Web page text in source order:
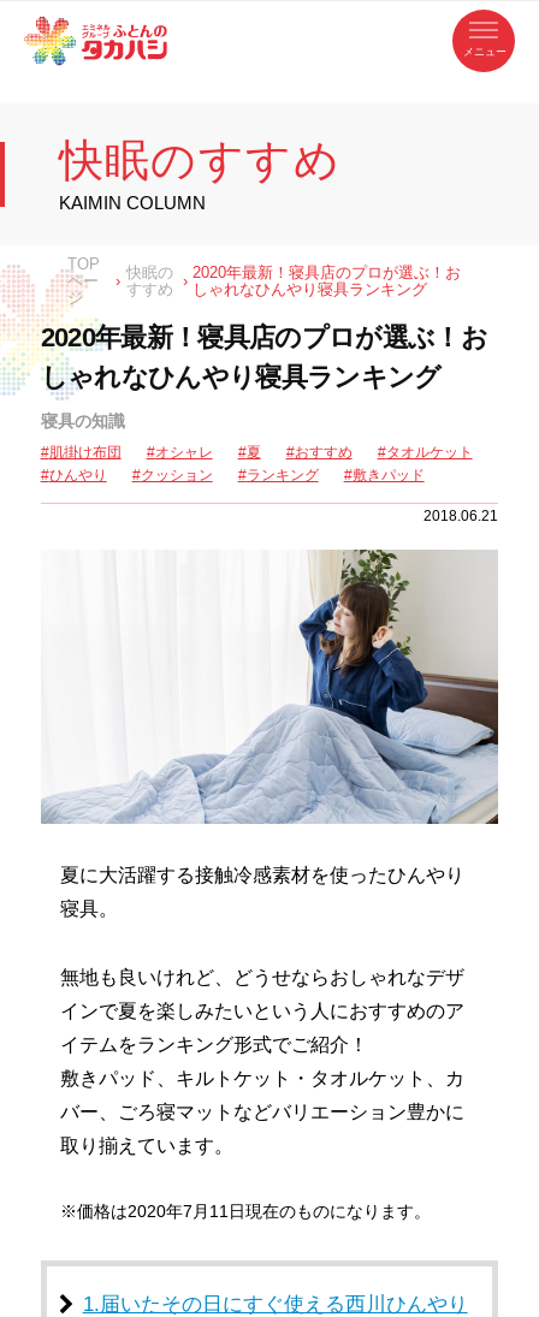
カ
ハ
シ
リ
ア
専
門
店
快眠のすすめ
KAIMIN COLUMN
TOP
ペー
ジ
› 快眠の
すすめ › 2020年最新！寝具店のプロが選ぶ！お
しゃれなひんやり寝具ランキング
2020年最新！寝具店のプロが選ぶ！お
しゃれなひんやり寝具ランキング
寝具の知識
肌掛け布団 オシャレ 夏 おすすめ
タオルケット
ひんやり
クッション ランキング 敷きパッド
2018.06.21
夏に大活躍する接触冷感素材を使ったひんやり
寝具。
無地も良いけれど、どうせならおしゃれなデザ
インで夏を楽しみたいという人におすすめのア
イテムをランキング形式でご紹介！
敷きパッド、キルトケット・タオルケット、カ
バー、ごろ寝マットなどバリエーション豊かに
取り揃えています。
※価格は2020年7月11日現在のものになります。
1.届いたその日にすぐ使える西川ひんやり
ふ
と